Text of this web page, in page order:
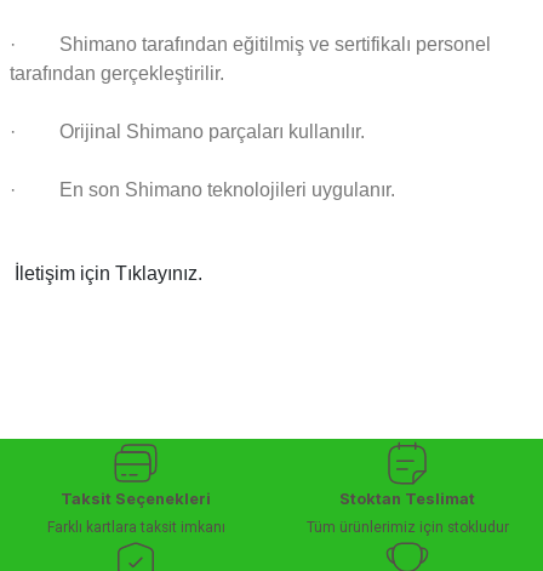
· Shimano tarafından eğitilmiş ve sertifikalı personel
tarafından gerçekleştirilir.
· Orijinal Shimano parçaları kullanılır.
· En son Shimano teknolojileri uygulanır.
İletişim için Tıklayınız.
Taksit Seçenekleri
Farklı kartlara taksit imkanı
Stoktan Teslimat
Tüm ürünlerimiz için stokludur